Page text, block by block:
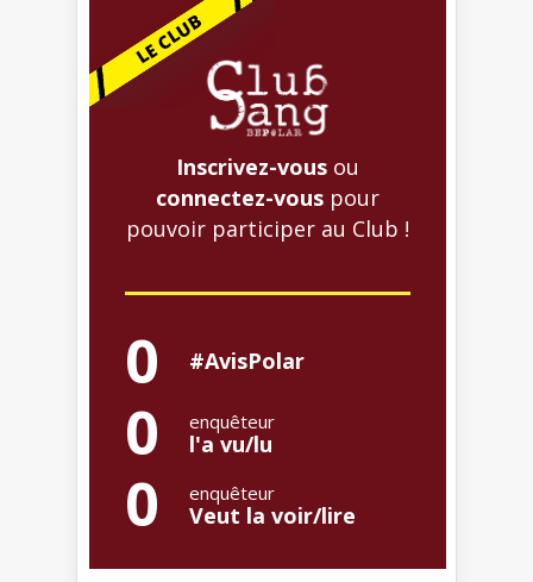
Inscrivez-vous ou
connectez-vous pour
pouvoir participer au Club !
0 #AvisPolar
0 enquêteur
l'a vu/lu
0 enquêteur
Veut la voir/lire